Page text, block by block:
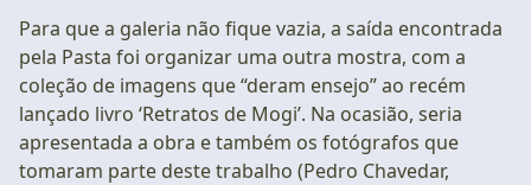
Para que a galeria não fique vazia, a saída encontrada
pela Pasta foi organizar uma outra mostra, com a
coleção de imagens que “deram ensejo” ao recém
lançado livro ‘Retratos de Mogi’. Na ocasião, seria
apresentada a obra e também os fotógrafos que
tomaram parte deste trabalho (Pedro Chavedar,